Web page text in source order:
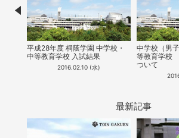
平成28年度 桐蔭学園 中学校・
中等教育学校 入試結果
2016.02.10 (水)
中学校（男
等教育学校​
ついて
Prev
最新記事